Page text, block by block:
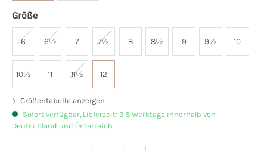
Größe
6 6½ 7 7½ 8 8½ 9 9½ 10
10½ 11 11½ 12
Größentabelle anzeigen
Sofort verfügbar, Lieferzeit: 3-5 Werktage innerhalb von
Deutschland und Österreich